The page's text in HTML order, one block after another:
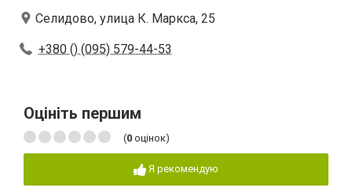
Селидово, улица К. Маркса, 25
+380 () (095) 579-44-53
Оцініть першим
(0 оцінок)
Я рекомендую